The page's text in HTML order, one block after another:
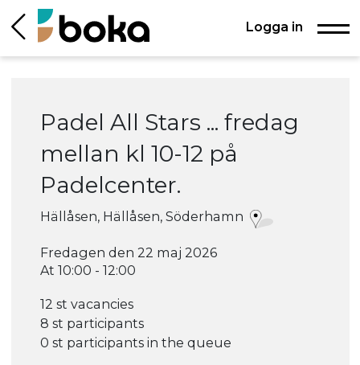
Logga in
Padel All Stars ... fredag
mellan kl 10-12 på
Padelcenter.
Hällåsen, Hällåsen, Söderhamn
Fredagen den 22 maj 2026
At 10:00 - 12:00
12 st vacancies
8 st participants
0 st participants in the queue